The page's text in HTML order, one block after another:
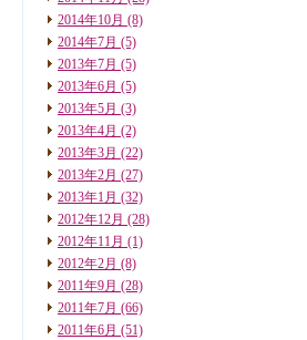
2014年10月 (8)
2014年7月 (5)
2013年7月 (5)
2013年6月 (5)
2013年5月 (3)
2013年4月 (2)
2013年3月 (22)
2013年2月 (27)
2013年1月 (32)
2012年12月 (28)
2012年11月 (1)
2012年2月 (8)
2011年9月 (28)
2011年7月 (66)
2011年6月 (51)